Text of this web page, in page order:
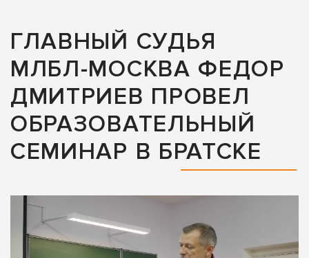
ГЛАВНЫЙ СУДЬЯ
МЛБЛ-МОСКВА ФЕДОР
ДМИТРИЕВ ПРОВЕЛ
ОБРАЗОВАТЕЛЬНЫЙ
СЕМИНАР В БРАТСКЕ